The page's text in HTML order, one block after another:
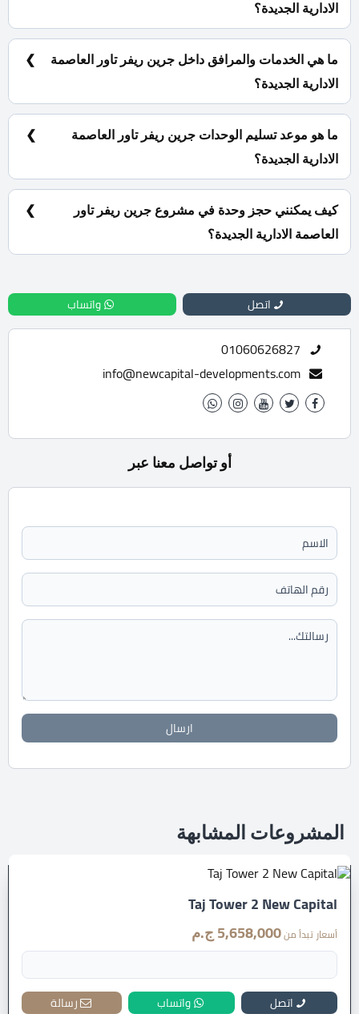
الادارية الجديدة؟
10% مقدم حجز و أيضا تقسيط الباقي من المبلغ على 8
سنوات أقساط متساوية.
ما هي الخدمات والمرافق داخل جرين ريفر تاور العاصمة
الادارية الجديدة؟
مساحات خضراء، أفراد أمن، كاميرات مراقبة، عمال نظافة.
ما هو موعد تسليم الوحدات جرين ريفر تاور العاصمة
الادارية الجديدة؟
سيتم استلام المشروع خلال 4 سنوات.
كيف يمكنني حجز وحدة في مشروع جرين ريفر تاور
العاصمة الادارية الجديدة؟
للحجز والاستعلام اتصل بنا على : 01060626827
اتصل واتساب
01060626827
info@newcapital-developments.com
أو تواصل معنا عبر
ارسال
المشروعات المشابهة
Taj Tower 2 New Capital
أسعار تبدأ من5,658,000 ج.م
اتصل واتساب رسالة